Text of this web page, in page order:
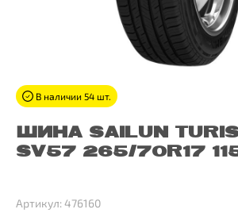
ШИНА SAILUN
SV57 265/70R17
В наличии 54 шт.
Артикул: 476160